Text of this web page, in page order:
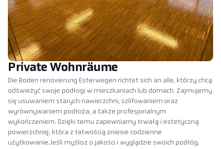
Private Wohnräume
Die Boden renovierung Esterwegen richtet sich an alle, którzy chcą
odświeżyć swoje podłogi w mieszkaniach lub domach. Zajmujemy
się usuwaniem starych nawierzchni, szlifowaniem oraz
wyrównywaniem podłoża, a także profesjonalnym
wykończeniem. Dzięki temu zapewniamy trwałą i estetyczną
powierzchnię, która z łatwością zniesie codzienne
użytkowanie.Jeśli myślisz o jakości i wyglądzie swoich podłóg,